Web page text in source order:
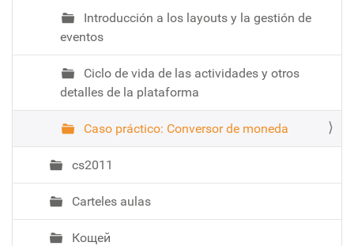
Introducción a los layouts y la gestión de
eventos
Ciclo de vida de las actividades y otros
detalles de la plataforma
Caso práctico: Conversor de moneda
cs2011
Carteles aulas
Кощей